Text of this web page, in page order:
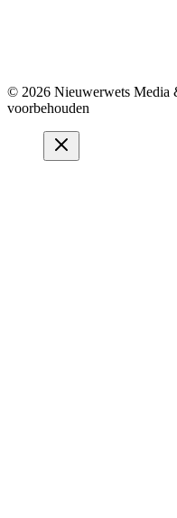
© 2026 Nieuwerwets Media
voorbehouden